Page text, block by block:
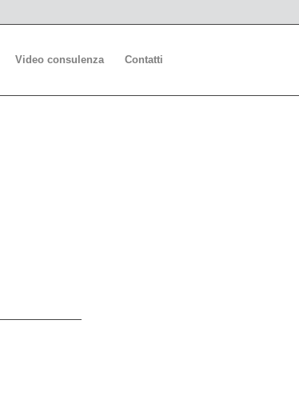
Video consulenza Contatti